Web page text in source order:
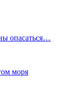
опасаться…
моря